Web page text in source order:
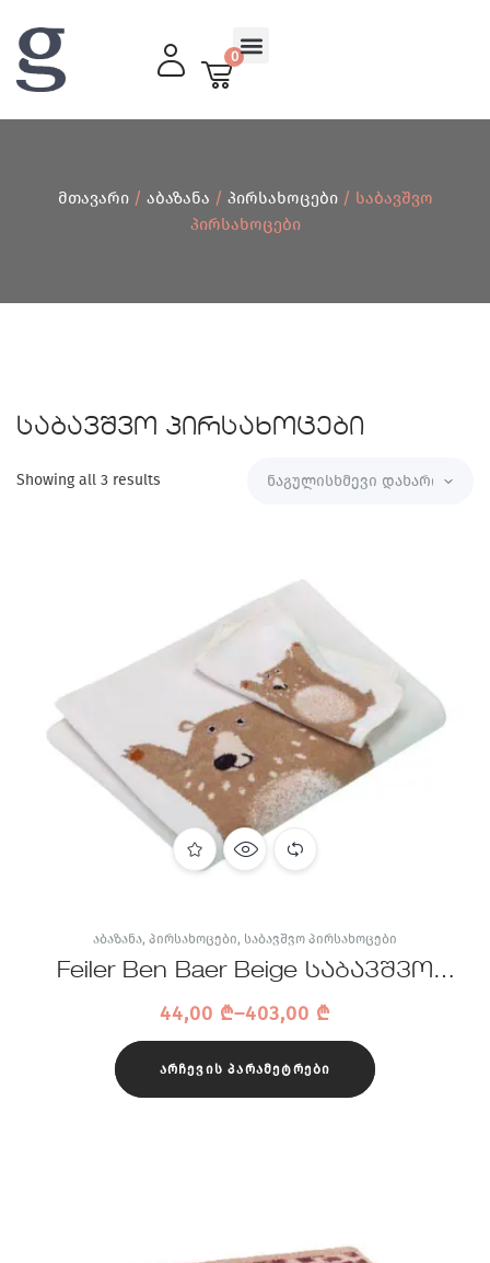
0
მთავარი/ აბაზანა / პირსახოცები/ Საბავშვო
Პირსახოცები
საბავშვო პირსახოცები
Showing all 3 results
ᲐᲑᲐᲖᲐᲜᲐ, ᲞᲘᲠᲡᲐᲮᲝᲪᲔᲑᲘ, ᲡᲐᲑᲐᲕᲨᲕᲝ ᲞᲘᲠᲡᲐᲮᲝᲪᲔᲑᲘ
Feiler Ben Baer Beige საბავშვო
პირსახოცი
44,00 ₾–403,00 ₾
ᲐᲠᲩᲔᲕᲘᲡ ᲞᲐᲠᲐᲛᲔᲢᲠᲔᲑᲘ